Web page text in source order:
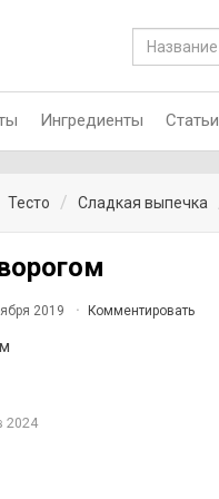
Ингредиенты Статьи
Тесто Сладкая выпечка
2019 Комментировать
2024